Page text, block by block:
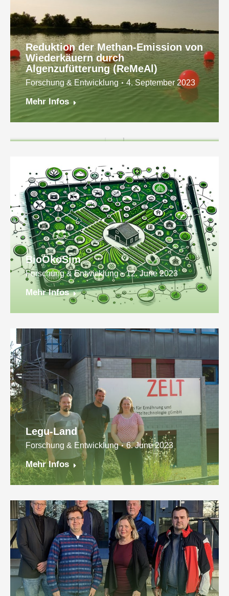
Reduktion der Methan-Emission von
Wiederkäuern durch
Algenzufütterung (ReMeAl)
Forschung & Entwicklung 4. September 2023
Mehr Infos
NaGeWe-Bio
Forschung & Entwicklung
Mehr Infos
BioÖkoSim
Forschung & Entwicklung 12. June 2023
Mehr Infos
Legu-Land
Forschung & Entwicklung 6. June 2023
Mehr Infos